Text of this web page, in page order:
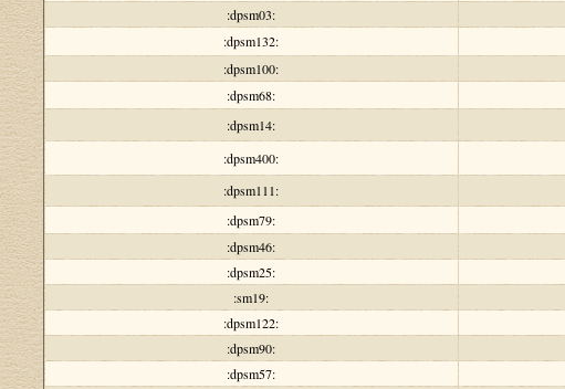
:dpsm03:
:dpsm132:
:dpsm100:
:dpsm68:
:dpsm14:
:dpsm400:
:dpsm111:
:dpsm79:
:dpsm46:
:dpsm25:
:sm19:
:dpsm122:
:dpsm90:
:dpsm57: